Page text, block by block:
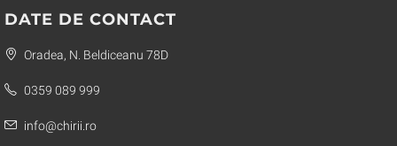
DATE DE CONTACT
Oradea, N. Beldiceanu 78D
0359 089 999
info@chirii.ro